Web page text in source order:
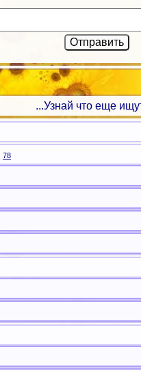
...Узнай что еще
78